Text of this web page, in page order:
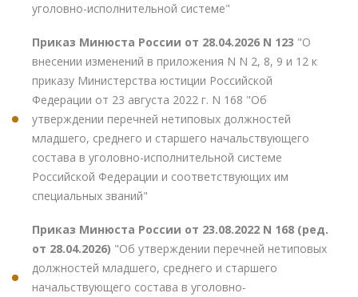
уголовно-исполнительной системе"
Приказ Минюста России от 28.04.2026 N 123 "О
внесении изменений в приложения N N 2, 8, 9 и 12 к
приказу Министерства юстиции Российской
Федерации от 23 августа 2022 г. N 168 "Об
утверждении перечней нетиповых должностей
младшего, среднего и старшего начальствующего
состава в уголовно-исполнительной системе
Российской Федерации и соответствующих им
специальных званий"
Приказ Минюста России от 23.08.2022 N 168 (ред.
от 28.04.2026) "Об утверждении перечней нетиповых
должностей младшего, среднего и старшего
начальствующего состава в уголовно-